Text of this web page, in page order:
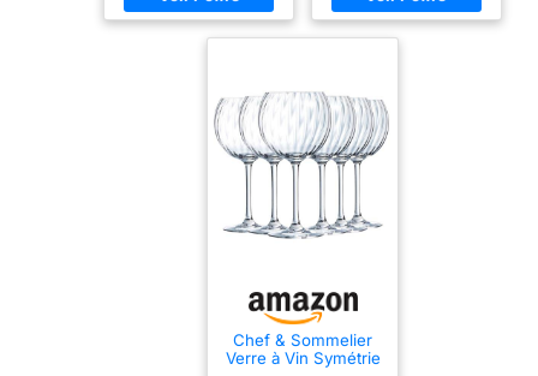
Chef & Sommelier
Verre à Vin Symétrie